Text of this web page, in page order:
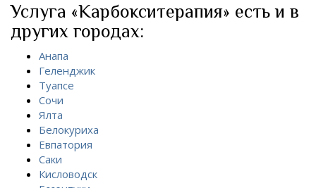
Услуга «Карбокситерапия» есть и в
других городах:
Анапа
Геленджик
Туапсе
Сочи
Ялта
Белокуриха
Евпатория
Саки
Кисловодск